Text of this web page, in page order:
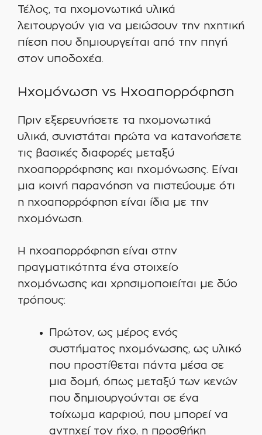
Τέλος, τα ηχομονωτικά υλικά
λειτουργούν για να μειώσουν την ηχητική
πίεση που δημιουργείται από την πηγή
στον υποδοχέα.
Ηχομόνωση vs Ηχοαπορρόφηση
Πριν εξερευνήσετε τα ηχομονωτικά
υλικά, συνιστάται πρώτα να κατανοήσετε
τις βασικές διαφορές μεταξύ
ηχοαπορρόφησης και ηχομόνωσης. Είναι
μια κοινή παρανόηση να πιστεύουμε ότι
η ηχοαπορρόφηση είναι ίδια με την
ηχομόνωση.
Η ηχοαπορρόφηση είναι στην
πραγματικότητα ένα στοιχείο
ηχομόνωσης και χρησιμοποιείται με δύο
τρόπους:
Πρώτον, ως μέρος ενός
συστήματος ηχομόνωσης, ως υλικό
που προστίθεται πάντα μέσα σε
μια δομή, όπως μεταξύ των κενών
που δημιουργούνται σε ένα
τοίχωμα καρφιού, που μπορεί να
αντηχεί τον ήχο, η προσθήκη